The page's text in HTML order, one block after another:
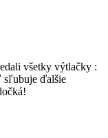
všetky výtlačky :
sľubuje ďalšie